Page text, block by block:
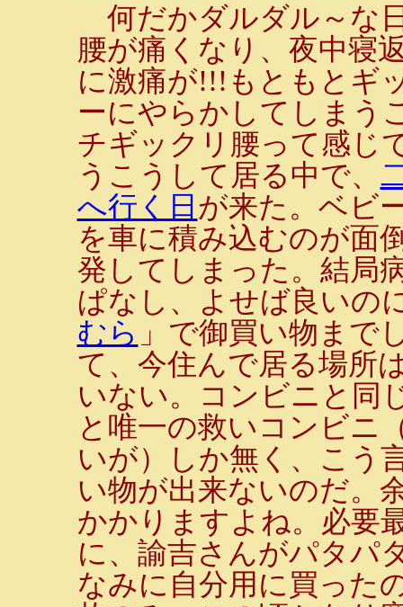
何だかダルダル～な
腰が痛くなり、夜中寝
に激痛が!!!もともとギ
ーにやらかしてしまう
チギックリ腰って感じ
うこうして居る中で、
へ行く日 が来た。ベビ
を車に積み込むのが面
発してしまった。結局
ぱなし、よせば良いの
むら 」で御買い物まで
て、今住んで居る場所
いない。コンビニと同
と唯一の救いコンビニ
いが）しか無く、こう
い物が出来ないのだ。
かかりますよね。必要
に、諭吉さんがパタパ
なみに自分用に買った